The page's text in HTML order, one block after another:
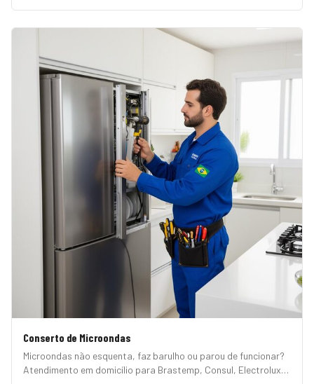
Conserto de Microondas
Microondas não esquenta, faz barulho ou parou de funcionar?
Atendimento em domicílio para Brastemp, Consul, Electrolux,